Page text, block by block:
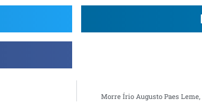
Morre Írio Augusto Paes